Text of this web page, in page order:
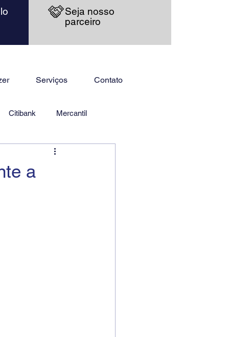
Seja nosso
parceiro
Serviços Contato
Citibank Mercantil
a